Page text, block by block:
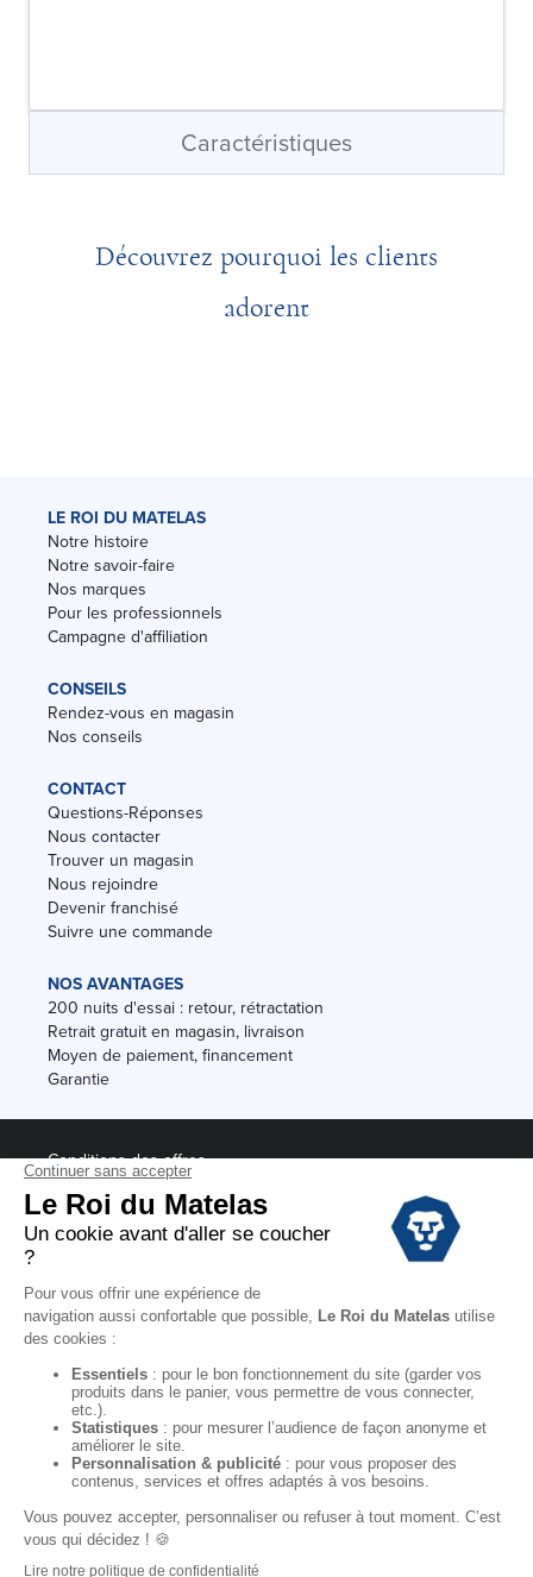
Caractéristiques
Découvrez pourquoi les clients
adorent
LE ROI DU MATELAS
Notre histoire
Notre savoir-faire
Nos marques
Pour les professionnels
Campagne d'affiliation
CONSEILS
Rendez-vous en magasin
Nos conseils
CONTACT
Questions-Réponses
Nous contacter
Trouver un magasin
Nous rejoindre
Devenir franchisé
Suivre une commande
NOS AVANTAGES
200 nuits d'essai : retour, rétractation
Retrait gratuit en magasin, livraison
Moyen de paiement, financement
Garantie
Conditions des offres
Black Friday
Destockage
Soldes
Conditions Générales de vente magasin
Conditions Générales de vente internet
Mentions Légales
Données personnelles
Codes promo Le Roi du Matelas
Copyright © 2022. All rights reserved.